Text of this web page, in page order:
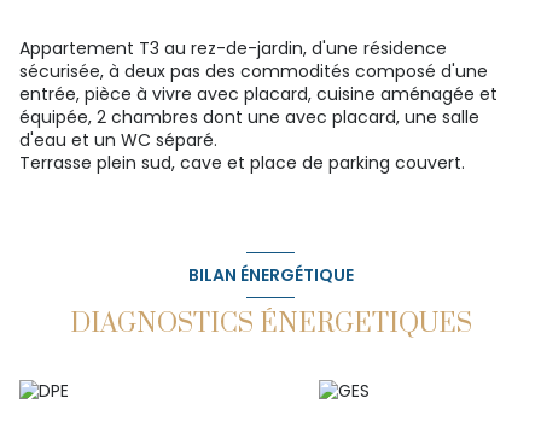
Appartement T3 au rez-de-jardin, d'une résidence
sécurisée, à deux pas des commodités composé d'une
entrée, pièce à vivre avec placard, cuisine aménagée et
équipée, 2 chambres dont une avec placard, une salle
d'eau et un WC séparé.
Terrasse plein sud, cave et place de parking couvert.
BILAN ÉNERGÉTIQUE
DIAGNOSTICS ÉNERGETIQUES